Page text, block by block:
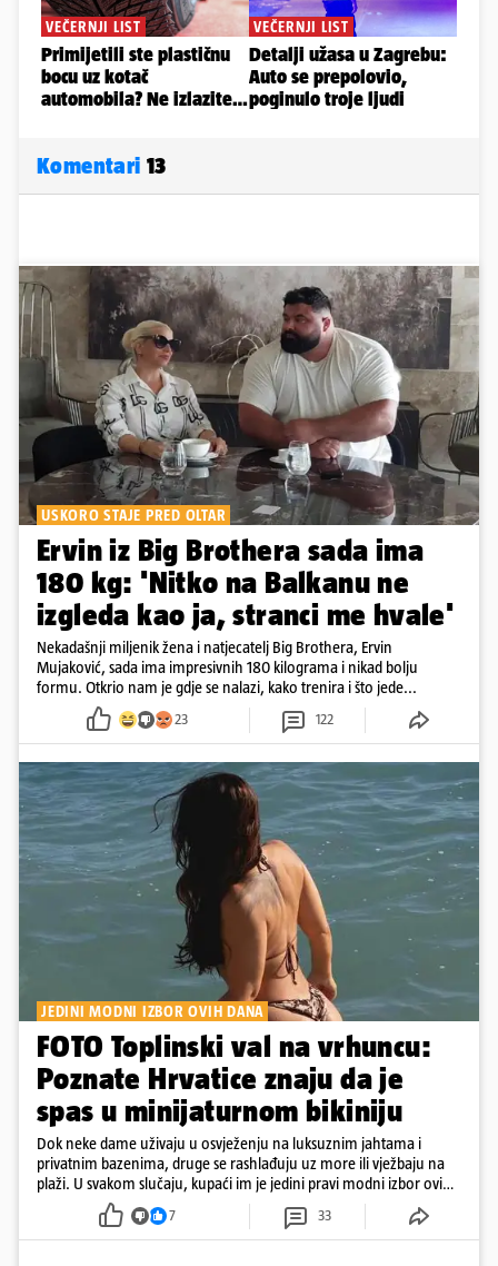
Komentari 13
USKORO STAJE PRED OLTAR
Ervin iz Big Brothera sada ima
180 kg: 'Nitko na Balkanu ne
izgleda kao ja, stranci me hvale'
Nekadašnji miljenik žena i natjecatelj Big Brothera, Ervin
Mujaković, sada ima impresivnih 180 kilograma i nikad bolju
formu. Otkrio nam je gdje se nalazi, kako trenira i što jede...
23 122
JEDINI MODNI IZBOR OVIH DANA
FOTO Toplinski val na vrhuncu:
Poznate Hrvatice znaju da je
spas u minijaturnom bikiniju
Dok neke dame uživaju u osvježenju na luksuznim jahtama i
privatnim bazenima, druge se rashlađuju uz more ili vježbaju na
plaži. U svakom slučaju, kupaći im je jedini pravi modni izbor ovih
7 33